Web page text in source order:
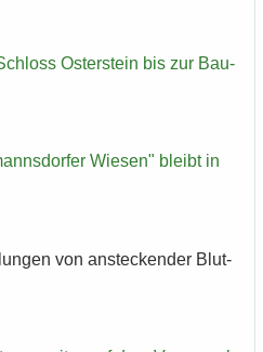
Os­ter­stein bis zur Bau­
Wie­sen" bleibt in
von an­ste­cken­der Blut­